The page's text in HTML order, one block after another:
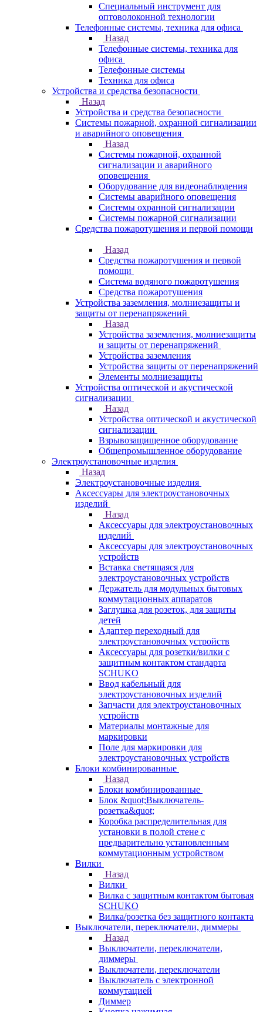
Специальный инструмент для
оптоволоконной технологии
Телефонные системы, техника для офиса
Назад
Телефонные системы, техника для
офиса
Телефонные системы
Техника для офиса
Устройства и средства безопасности
Назад
Устройства и средства безопасности
Системы пожарной, охранной сигнализации
и аварийного оповещения
Назад
Системы пожарной, охранной
сигнализации и аварийного
оповещения
Оборудование для видеонаблюдения
Системы аварийного оповещения
Системы охранной сигнализации
Системы пожарной сигнализации
Средства пожаротушения и первой помощи
Назад
Средства пожаротушения и первой
помощи
Система водяного пожаротушения
Средства пожаротушения
Устройства заземления, молниезащиты и
защиты от перенапряжений
Назад
Устройства заземления, молниезащиты
и защиты от перенапряжений
Устройства заземления
Устройства защиты от перенапряжений
Элементы молниезащиты
Устройства оптической и акустической
сигнализации
Назад
Устройства оптической и акустической
сигнализации
Взрывозащищенное оборудование
Общепромышленное оборудование
Электроустановочные изделия
Назад
Электроустановочные изделия
Аксессуары для электроустановочных
изделий
Назад
Аксессуары для электроустановочных
изделий
Аксессуары для электроустановочных
устройств
Вставка светящаяся для
электроустановочных устройств
Держатель для модульных бытовых
коммутационных аппаратов
Заглушка для розеток, для защиты
детей
Адаптер переходный для
электроустановочных устройств
Аксессуары для розетки/вилки с
защитным контактом стандарта
SCHUKO
Ввод кабельный для
электроустановочных изделий
Запчасти для электроустановочных
устройств
Материалы монтажные для
маркировки
Поле для маркировки для
электроустановочных устройств
Блоки комбинированные
Назад
Блоки комбинированные
Блок &quot;Выключатель-
розетка&quot;
Коробка распределительная для
установки в полой стене с
предварительно установленным
коммутационным устройством
Вилки
Назад
Вилки
Вилка с защитным контактом бытовая
SCHUKO
Вилка/розетка без защитного контакта
Выключатели, переключатели, диммеры
Назад
Выключатели, переключатели,
диммеры
Выключатели, переключатели
Выключатель с электронной
коммутацией
Диммер